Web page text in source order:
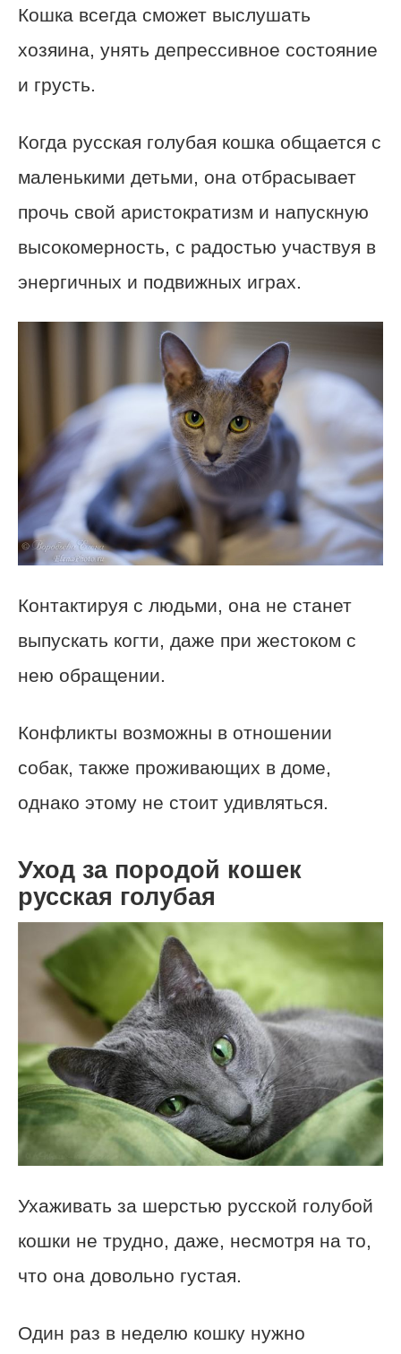
Кошка всегда сможет выслушать
хозяина, унять депрессивное состояние
и грусть.
Когда русская голубая кошка общается с
маленькими детьми, она отбрасывает
прочь свой аристократизм и напускную
высокомерность, с радостью участвуя в
энергичных и подвижных играх.
Контактируя с людьми, она не станет
выпускать когти, даже при жестоком с
нею обращении.
Конфликты возможны в отношении
собак, также проживающих в доме,
однако этому не стоит удивляться.
Уход за породой кошек
русская голубая
Ухаживать за шерстью русской голубой
кошки не трудно, даже, несмотря на то,
что она довольно густая.
Один раз в неделю кошку нужно